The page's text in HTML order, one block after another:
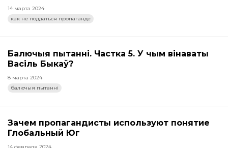
14 марта 2024
как не поддаться пропаганде
Балючыя пытанні. Частка 5. У чым вінаваты
Васіль Быкаў?
8 марта 2024
балючыя пытанні
Зачем пропагандисты используют понятие
Глобальный Юг
14 февраля 2024